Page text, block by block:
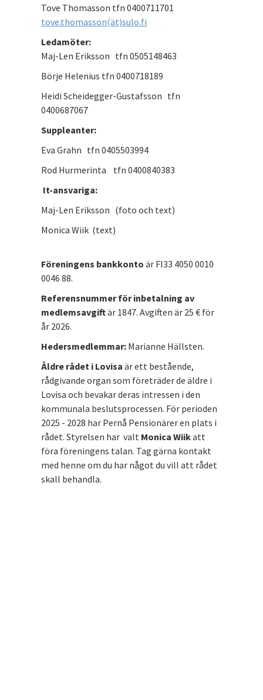
Tove Thomasson tfn 0400711701
tove.thomasson(ät)sulo.fi
Ledamöter:
Maj-Len Eriksson tfn 0505148463
Börje Helenius tfn 0400718189
Heidi Scheidegger-Gustafsson tfn
0400687067
Suppleanter:
Eva Grahn tfn 0405503994
Rod Hurmerinta tfn 0400840383
It-ansvariga:
Maj-Len Eriksson (foto och text)
Monica Wiik (text)
Föreningens bankkonto är FI33 4050 0010
0046 88.
Referensnummer för inbetalning av
medlemsavgiftär 1847. Avgiften är 25 € för
år 2026.
Hedersmedlemmar: Marianne Hällsten.
Åldre rådet i Lovisa är ett bestående,
rådgivande organ som företräder de äldre i
Lovisa och bevakar deras intressen i den
kommunala beslutsprocessen. För perioden
2025 - 2028 har Pernå Pensionärer en plats i
rådet. Styrelsen har valt Monica Wiikatt
föra föreningens talan. Tag gärna kontakt
med henne om du har något du vill att rådet
skall behandla.